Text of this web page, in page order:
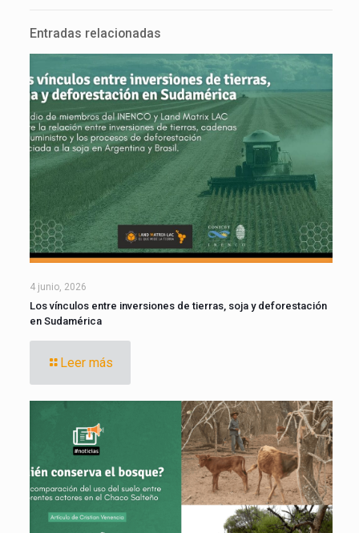
Entradas relacionadas
4 junio, 2026
Los vínculos entre inversiones de tierras, soja y deforestación
en Sudamérica
Leer más